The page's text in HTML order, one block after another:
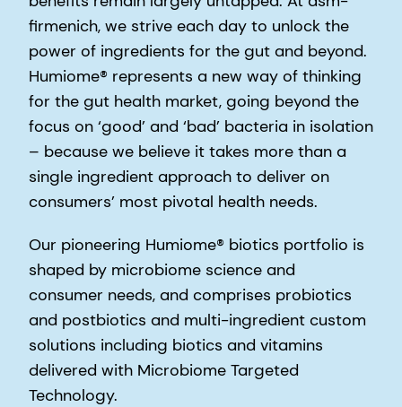
firmenich, we strive each day to unlock the
power of ingredients for the gut and beyond.
Humiome® represents a new way of thinking
for the gut health market, going beyond the
focus on ‘good’ and ‘bad’ bacteria in isolation
– because we believe it takes more than a
single ingredient approach to deliver on
consumers’ most pivotal health needs.
Our pioneering Humiome® biotics portfolio is
shaped by microbiome science and
consumer needs, and comprises probiotics
and postbiotics and multi-ingredient custom
solutions including biotics and vitamins
delivered with Microbiome Targeted
Technology.